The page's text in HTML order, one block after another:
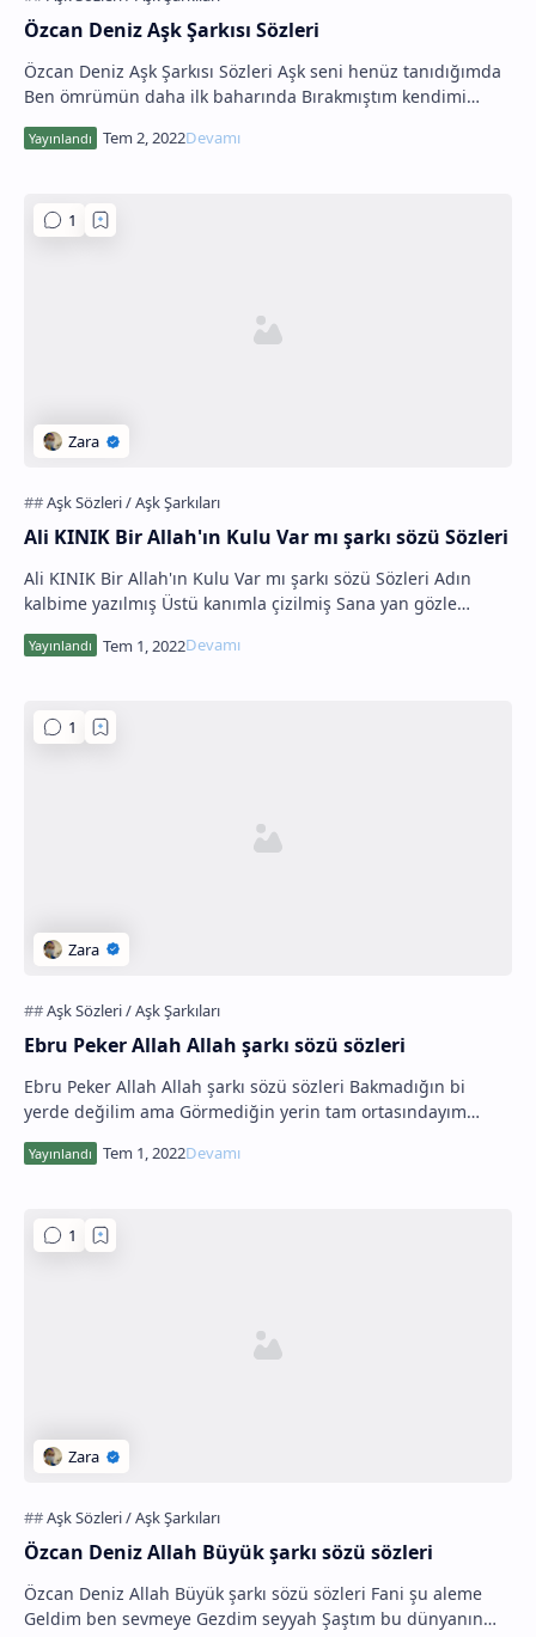
Özcan Deniz Aşk Şarkısı Sözleri
Özcan Deniz Aşk Şarkısı Sözleri Aşk seni henüz tanıdığımda
Ben ömrümün daha ilk baharında Bırakmıştım kendimi
Ali KINIK Bir Allah'ın Kulu Var mı şarkı sözü Sözleri
Ali KINIK Bir Allah'ın Kulu Var mı şarkı sözü Sözleri Adın
kalbime yazılmış Üstü kanımla çizilmiş Sana yan gözle
bakacak Senin canını yakacak Bir…
Ebru Peker Allah Allah şarkı sözü sözleri
Ebru Peker Allah Allah şarkı sözü sözleri Bakmadığın bi
yerde değilim ama Görmediğin yerin tam ortasındayım
Özcan Deniz Allah Büyük şarkı sözü sözleri
Özcan Deniz Allah Büyük şarkı sözü sözleri Fani şu aleme
Geldim ben sevmeye Gezdim seyyah Şaştım bu dünyanın